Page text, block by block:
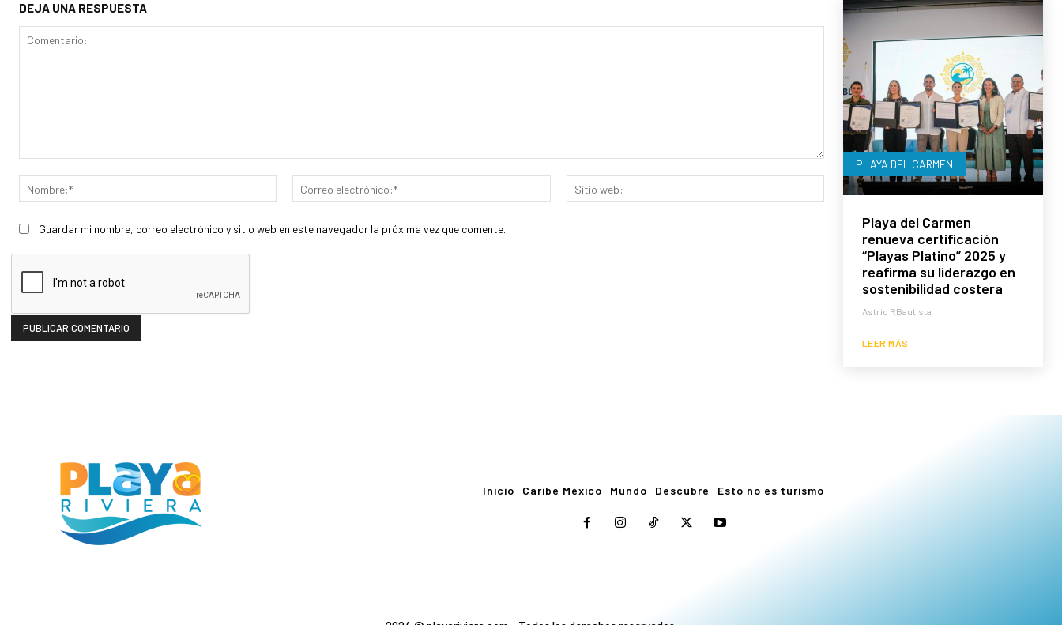
DEJA UNA RESPUESTA
Nombre:*
Correo
electrónico:*
Sitio
web:
Guardar mi nombre, correo electrónico y sitio web en este navegador la próxima vez que comente.
PLAYA DEL CARMEN
Playa del Carmen
renueva certificación
“Playas Platino” 2025 y
reafirma su liderazgo en
sostenibilidad costera
Astrid RBautista
LEER MÁS
Inicio Caribe México Mundo Descubre Esto no es turismo